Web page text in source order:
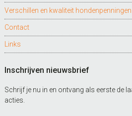
Verschillen en kwaliteit hondenpenningen
Contact
Links
Inschrijven nieuwsbrief
Schrijf je nu in en ontvang als eerste de
acties.